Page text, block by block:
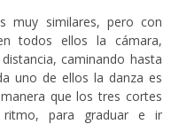
muy similares, pero con
todos ellos la cámara,
caminando hasta
uno de ellos la danza es
que los tres cortes
para graduar e ir